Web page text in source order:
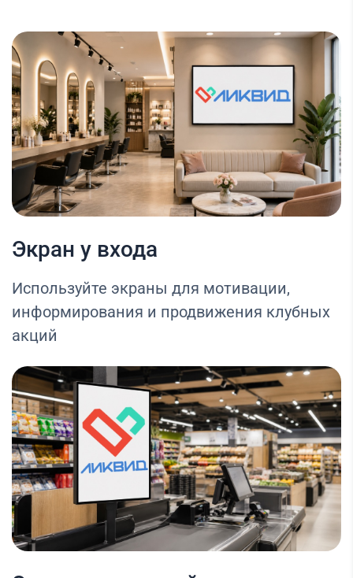
Экран у входа
Используйте экраны для мотивации,
информирования и продвижения клубных
акций